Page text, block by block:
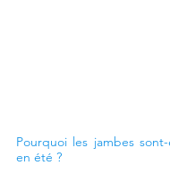
Pourquoi les jambes
en été ?